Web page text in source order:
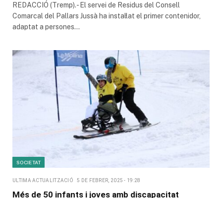
REDACCIÓ (Tremp).- El servei de Residus del Consell
Comarcal del Pallars Jussà ha instal·lat el primer contenidor,
adaptat a persones…
SOCIETAT
ULTIMA ACTUALITZACIÓ 5 DE FEBRER, 2025 - 19:28
Més de 50 infants i joves amb discapacitat